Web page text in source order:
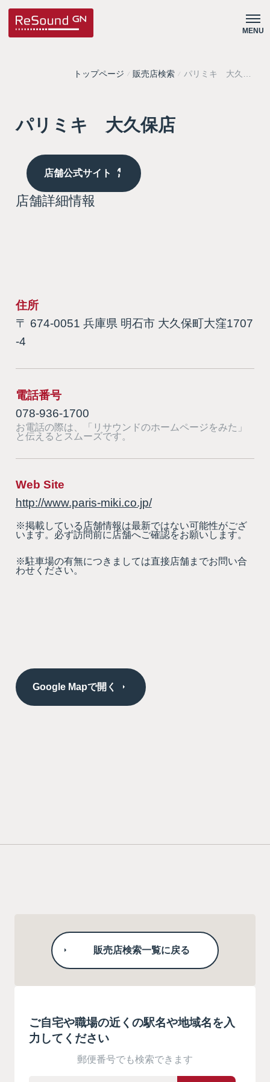
MENU
トップページ 販売店検索
パリミキ 大久保
パリミキ 大久保店
店舗公式サイト
店舗詳細情報
住所
〒 674-0051 兵庫県 明石市 大久保町大窪1707
-4
電話番号
078-936-1700
お電話の際は、「リサウンドのホームページをみた」
と伝えるとスムーズです。
Web Site
http://www.paris-miki.co.jp/
※掲載している店舗情報は最新ではない可能性がござ
います。必ず訪問前に店舗へご確認をお願いします。
※駐車場の有無につきましては直接店舗までお問い合
わせください。
Google Mapで開く
販売店検索一覧に戻る
ご自宅や職場の近くの駅名や地域名を入
力してください
郵便番号でも検索できます